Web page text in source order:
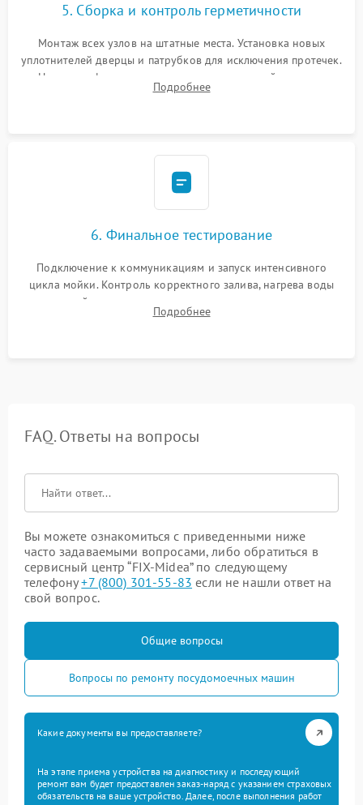
5. Сборка и контроль герметичности
Монтаж всех узлов на штатные места. Установка новых
уплотнителей дверцы и патрубков для исключения протечек.
Надежная фиксация хомутов гидравлической системы,
сборка корпуса и установка датчика поплавка.
Подробнее
6. Финальное тестирование
Подключение к коммуникациям и запуск интенсивного
цикла мойки. Контроль корректного залива, нагрева воды
до нужной температуры, отсутствия посторонних шумов,
штатного слива и абсолютной сухости в поддоне.
Подробнее
FAQ. Ответы на вопросы
Вы можете ознакомиться с приведенными ниже
часто задаваемыми вопросами, либо обратиться в
сервисный центр “FIX-Midea” по следующему
телефону+7 (800) 301-55-83 если не нашли ответ на
свой вопрос.
Общие вопросы
Вопросы по ремонту посудомоечных машин
Какие документы вы предоставляете?
На этапе приема устройства на диагностику и последующий
ремонт вам будет предоставлен заказ-наряд с указанием страховых
обязательств на ваше устройство. Далее, после выполнения работ